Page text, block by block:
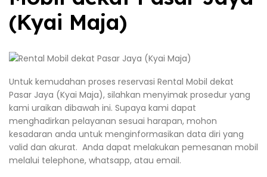
(Kyai Maja)
Untuk kemudahan proses reservasi Rental Mobil dekat
Pasar Jaya (Kyai Maja), silahkan menyimak prosedur yang
kami uraikan dibawah ini. Supaya kami dapat
menghadirkan pelayanan sesuai harapan, mohon
kesadaran anda untuk menginformasikan data diri yang
valid dan akurat. Anda dapat melakukan pemesanan mobil
melalui telephone, whatsapp, atau email.